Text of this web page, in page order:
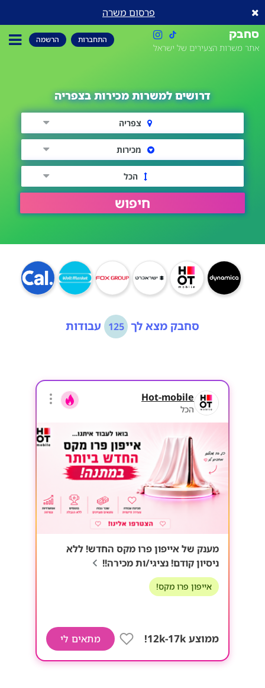
פרסום משרה
סחבק
אתר משרות הצעירים של ישראל
התחברות הרשמה
דרושים למשרות מכירות בצפריה
צפריה
מכירות
הכל
חיפוש
סחבק מצא לך 125 עבודות
Hot-mobile
הכל
מענק של אייפון פרו מקס החדש! ללא
ניסיון קודם! נציגי/ות מכירה!!
אייפון פרו מקס!
ממוצע 12k-17k! מתאים לי